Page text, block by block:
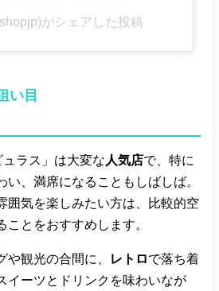
がシェアした投稿
い目
ュラス」は大変な 人気店で、特に
い、満席になることもしばしば。
囲気を楽しみたい方は、比較的空
ことをおすすめします。
や観光の合間に、 レトロで落ち着
イーツとドリンクを味わいなが